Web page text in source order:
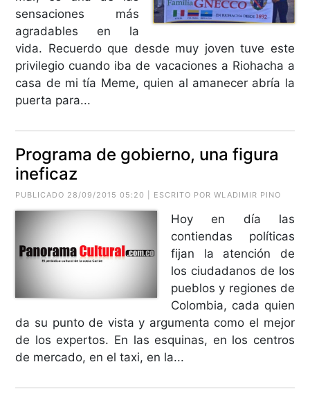
sensaciones más
agradables en la
vida. Recuerdo que desde muy joven tuve este
privilegio cuando iba de vacaciones a Riohacha a
casa de mi tía Meme, quien al amanecer abría la
puerta para...
Programa de gobierno, una figura
ineficaz
PUBLICADO 28/09/2015 05:20 | ESCRITO POR WLADIMIR PINO
Hoy en día las
contiendas políticas
fijan la atención de
los ciudadanos de los
pueblos y regiones de
Colombia, cada quien
da su punto de vista y argumenta como el mejor
de los expertos. En las esquinas, en los centros
de mercado, en el taxi, en la...